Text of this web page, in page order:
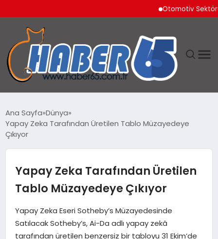
Otomotiv Sektörü
YAŞAM
Ana Sayfa Dünya
Yapay Zeka Tarafından Üretilen Tablo Müzayedeye
Çıkıyor
Yapay Zeka Tarafından Üretilen
Tablo Müzayedeye Çıkıyor
Yapay Zeka Eseri Sotheby’s Müzayedesinde
Satılacak Sotheby’s, Ai-Da adlı yapay zekâ
tarafından üretilen benzersiz bir tabloyu 31 Ekim’de